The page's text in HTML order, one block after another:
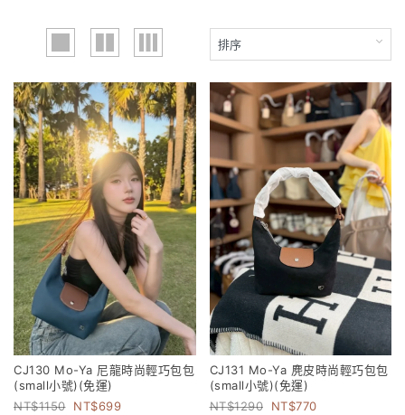
CJ130 Mo-Ya 尼龍時尚輕巧包包
(small小號)(免運)
1150
699
CJ131 Mo-Ya 麂皮時尚輕巧包包
(small小號)(免運)
1290
770